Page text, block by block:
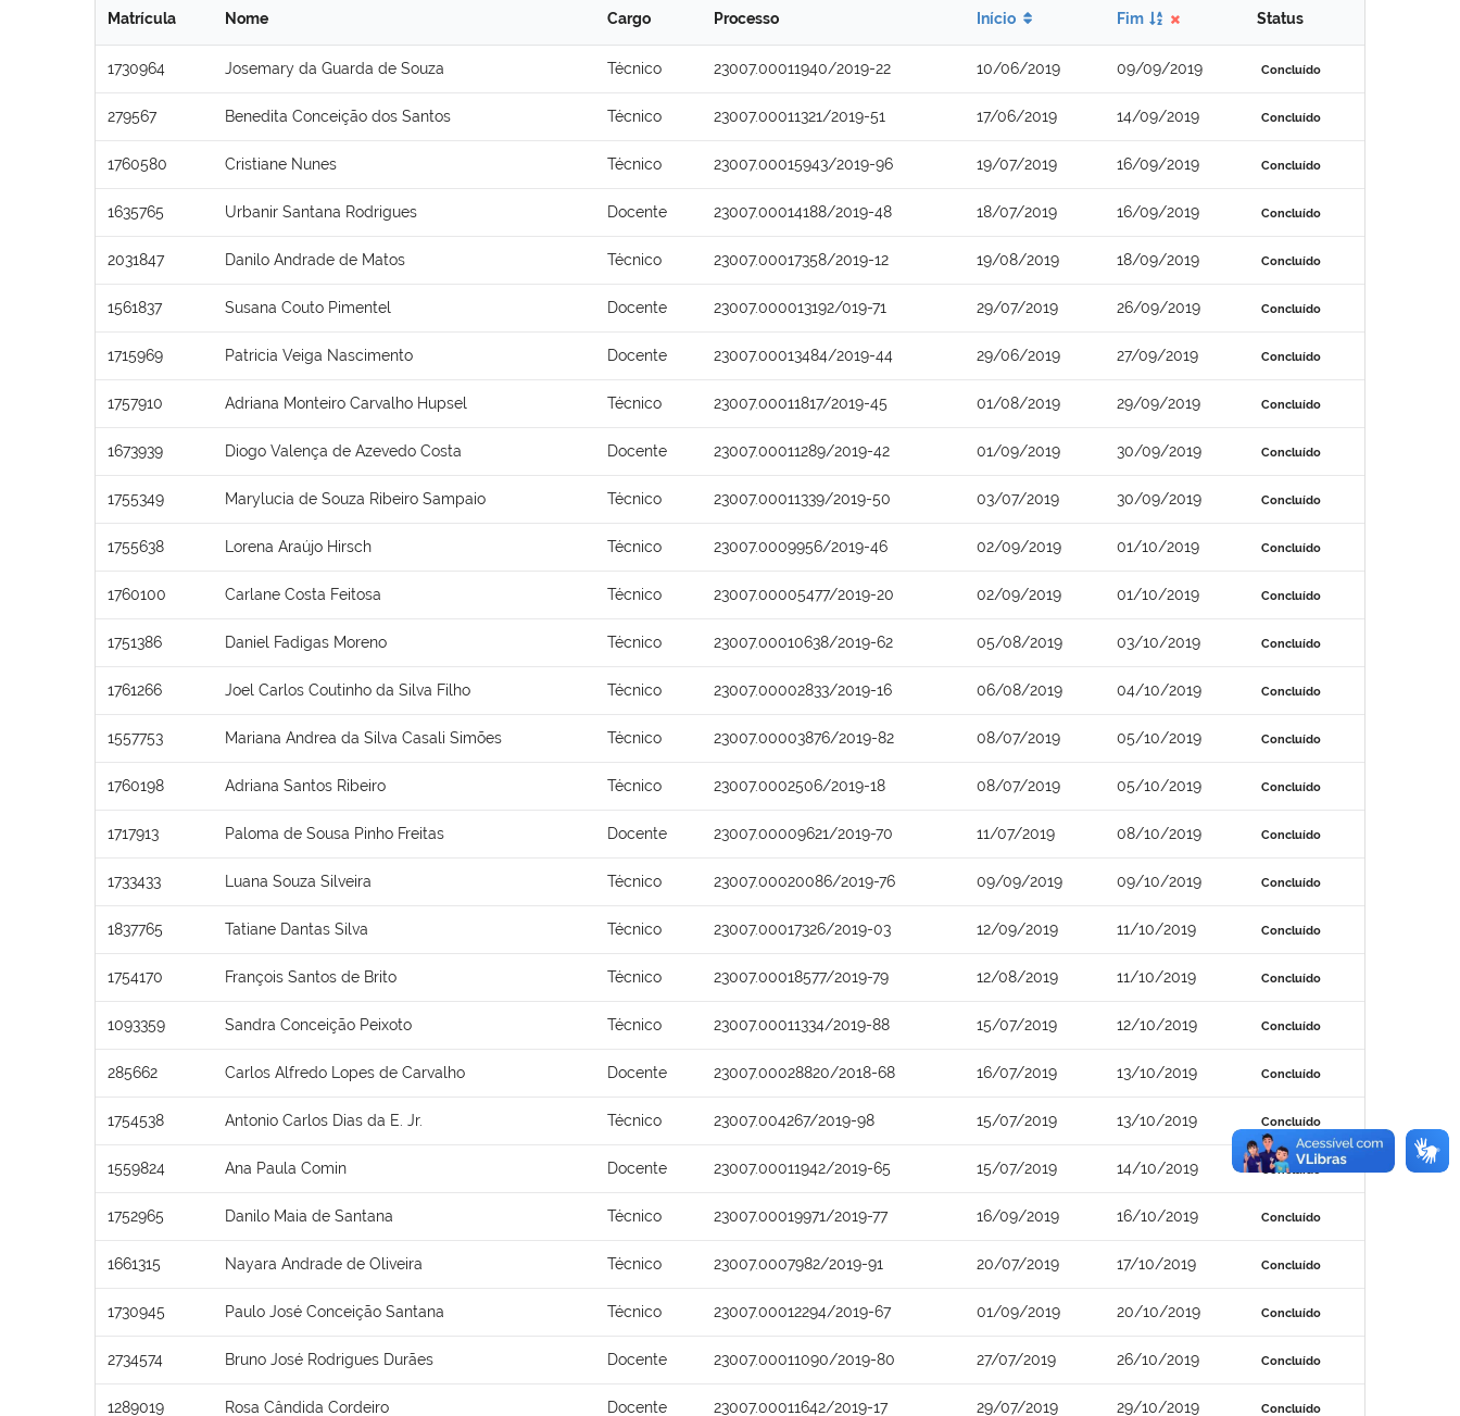
Matrícula Nome Cargo Processo Início Fim Status
1730964 Josemary da Guarda de Souza Técnico 23007.00011940/2019-22 10/06/2019 09/09/2019 Concluído
279567 Benedita Conceição dos Santos Técnico 23007.00011321/2019-51 17/06/2019 14/09/2019 Concluído
1760580 Cristiane Nunes Técnico 23007.00015943/2019-96 19/07/2019 16/09/2019 Concluído
1635765 Urbanir Santana Rodrigues Docente 23007.00014188/2019-48 18/07/2019 16/09/2019 Concluído
2031847 Danilo Andrade de Matos Técnico 23007.00017358/2019-12 19/08/2019 18/09/2019 Concluído
1561837 Susana Couto Pimentel Docente 23007.000013192/019-71 29/07/2019 26/09/2019 Concluído
1715969 Patricia Veiga Nascimento Docente 23007.00013484/2019-44 29/06/2019 27/09/2019 Concluído
1757910 Adriana Monteiro Carvalho Hupsel Técnico 23007.00011817/2019-45 01/08/2019 29/09/2019 Concluído
1673939 Diogo Valença de Azevedo Costa Docente 23007.00011289/2019-42 01/09/2019 30/09/2019 Concluído
1755349 Marylucia de Souza Ribeiro Sampaio Técnico 23007.00011339/2019-50 03/07/2019 30/09/2019 Concluído
1755638 Lorena Araújo Hirsch Técnico 23007.0009956/2019-46 02/09/2019 01/10/2019 Concluído
1760100 Carlane Costa Feitosa Técnico 23007.00005477/2019-20 02/09/2019 01/10/2019 Concluído
1751386 Daniel Fadigas Moreno Técnico 23007.00010638/2019-62 05/08/2019 03/10/2019 Concluído
1761266 Joel Carlos Coutinho da Silva Filho Técnico 23007.00002833/2019-16 06/08/2019 04/10/2019 Concluído
1557753 Mariana Andrea da Silva Casali Simões Técnico 23007.00003876/2019-82 08/07/2019 05/10/2019 Concluído
1760198 Adriana Santos Ribeiro Técnico 23007.0002506/2019-18 08/07/2019 05/10/2019 Concluído
1717913 Paloma de Sousa Pinho Freitas Docente 23007.00009621/2019-70 11/07/2019 08/10/2019 Concluído
1733433 Luana Souza Silveira Técnico 23007.00020086/2019-76 09/09/2019 09/10/2019 Concluído
1837765 Tatiane Dantas Silva Técnico 23007.00017326/2019-03 12/09/2019 11/10/2019 Concluído
1754170 François Santos de Brito Técnico 23007.00018577/2019-79 12/08/2019 11/10/2019 Concluído
1093359 Sandra Conceição Peixoto Técnico 23007.00011334/2019-88 15/07/2019 12/10/2019 Concluído
285662 Carlos Alfredo Lopes de Carvalho Docente 23007.00028820/2018-68 16/07/2019 13/10/2019 Concluído
1754538 Antonio Carlos Dias da E. Jr. Técnico 23007.004267/2019-98 15/07/2019 13/10/2019 Concluído
1559824 Ana Paula Comin Docente 23007.00011942/2019-65 15/07/2019 14/10/2019 Concluído
1752965 Danilo Maia de Santana Técnico 23007.00019971/2019-77 16/09/2019 16/10/2019 Concluído
1661315 Nayara Andrade de Oliveira Técnico 23007.0007982/2019-91 20/07/2019 17/10/2019 Concluído
1730945 Paulo José Conceição Santana Técnico 23007.00012294/2019-67 01/09/2019 20/10/2019 Concluído
2734574 Bruno José Rodrigues Durães Docente 23007.00011090/2019-80 27/07/2019 26/10/2019 Concluído
1289019 Rosa Cândida Cordeiro Docente 23007.00011642/2019-17 29/07/2019 29/10/2019 Concluído